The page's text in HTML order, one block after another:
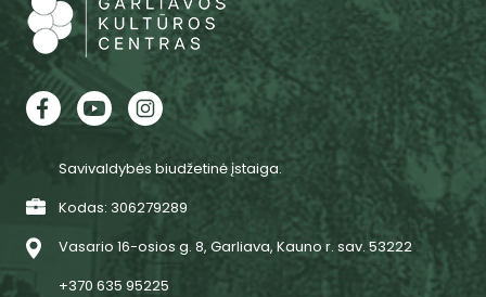
Savivaldybės biudžetinė įstaiga.
Kodas: 306279289
Vasario 16-osios g. 8, Garliava, Kauno r. sav. 53222
+370 635 95225